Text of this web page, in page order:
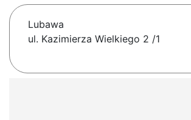
Lubawa
ul. Kazimierza Wielkiego 2 /1